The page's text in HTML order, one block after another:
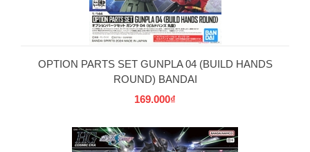
OPTION PARTS SET GUNPLA 04 (BUILD HANDS
ROUND) BANDAI
169.000₫